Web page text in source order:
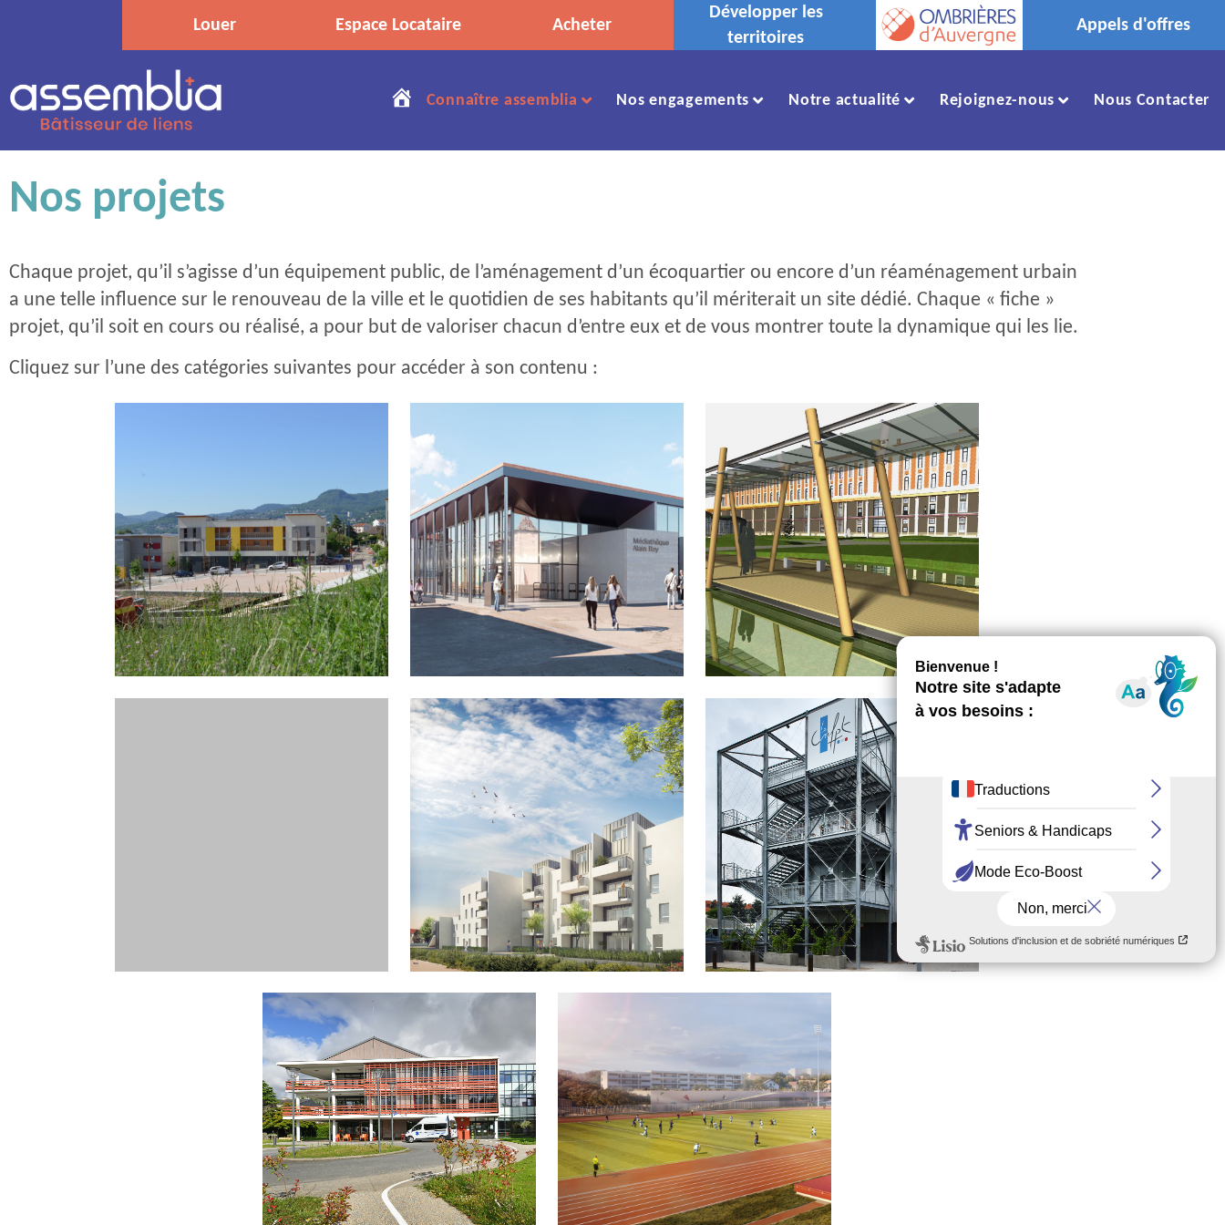
Louer Espace Locataire Acheter
Développer les
territoires
Appels d'offres
Accueil
Connaître assemblia Nos engagements Notre actualité Rejoignez-nous Nous Contacter
Nos projets
Chaque projet, qu’il s’agisse d’un équipement public, de l’aménagement d’un écoquartier ou encore d’un réaménagement urbain
a une telle influence sur le renouveau de la ville et le quotidien de ses habitants qu’il mériterait un site dédié. Chaque « fiche »
projet, qu’il soit en cours ou réalisé, a pour but de valoriser chacun d’entre eux et de vous montrer toute la dynamique qui les lie.
Cliquez sur l’une des catégories suivantes pour accéder à son contenu :